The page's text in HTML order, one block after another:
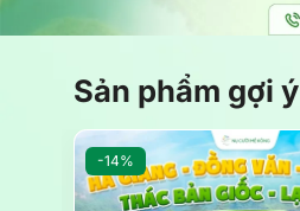
Sản phẩm gợi ý
-14%